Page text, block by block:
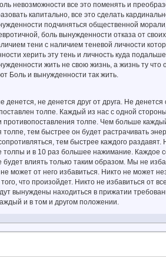
невозможности все это поменять и
капитально, все это сделать
подчиняться общественной
боль вынужденности отказа от
тени с наличием теневой личности
херить эту тень и личность куда
жить не свою жизнь, а жизнь ту
Боль и вынужденности так жить.
денется, не денется друг от друга. Не
толпе. Каждый из нас с одной
толпе. Чем больше
толпе, тем быстрее он будет растрачивать
тем быстрее каждого
толпы и в 10 раз большее нажимание. Каждое
будет влиять только таким образом. Мы не
может от него избавиться. Никто не может
что произойдет. Никто не избавиться от
вынуждены находиться в прижатии
и в том и другом положении.